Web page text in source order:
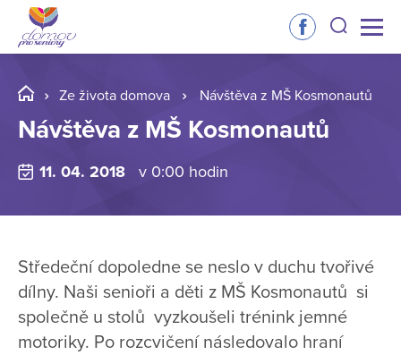
Ze života domova Návštěva z MŠ Kosmonautů
Návštěva z MŠ Kosmonautů
11. 04. 2018 v 0:00 hodin
Středeční dopoledne se neslo v duchu tvořivé
dílny. Naši senioři a děti z MŠ Kosmonautů si
společně u stolů vyzkoušeli trénink jemné
motoriky. Po rozcvičení následovalo hraní